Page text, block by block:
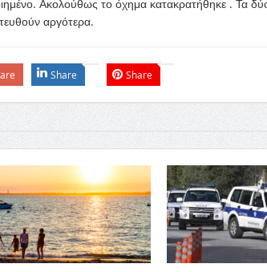
Ακολούθως το όχημα κατακρατήθηκε . Τα
αργότερα.
Share Share